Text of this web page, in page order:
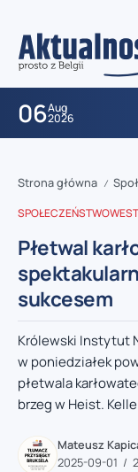
06Aug
2026
Strona główna /
SPOŁECZEŃSTWO
Płetwal
sukcesem
Królewski Instytut
w poniedziałek
płetwala
brzeg w Heist.
Mateusz
2025-09-01